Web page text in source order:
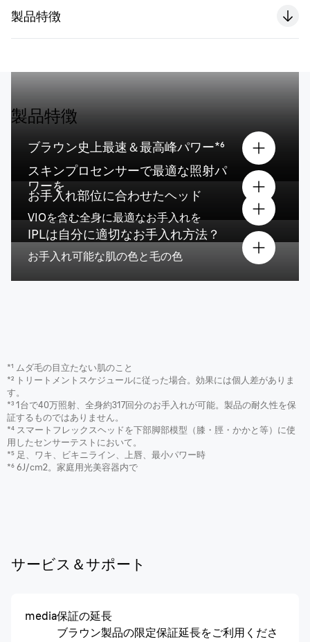
製品特徴
製品特徴
ブラウン史上最速＆最高峰パワー*⁶
スキンプロセンサーで最適な照射パ
ワーを
お手入れ部位に合わせたヘッド
VIOを含む全身に最適なお手入れを
IPLは自分に適切なお手入れ方法？
お手入れ可能な肌の色と毛の色
*¹ ムダ毛の目立たない肌のこと
*² トリートメントスケジュールに従った場合。効果には個人差がありま
す。
*³1台で40万照射、全身約317回分のお手入れが可能。製品の耐久性を保
証するものではありません。
*⁴ スマートフレックスヘッドを下部脚部模型（膝・脛・かかと等）に使
用したセンサーテストにおいて。
*⁵ 足、ワキ、ビキニライン、上唇、最小パワー時
*⁶6J/cm2。家庭用光美容器内で
サービス＆サポート
media保証の延長
ブラウン製品の限定保証延長をご利用くださ